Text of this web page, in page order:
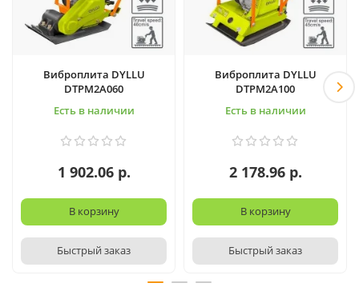
Виброплита DYLLU
DTPM2A060
Есть в наличии
1 902.06 р.
В корзину
Быстрый заказ
Виброплита DYLLU
DTPM2A100
Есть в наличии
2 178.96 р.
В корзину
Быстрый заказ